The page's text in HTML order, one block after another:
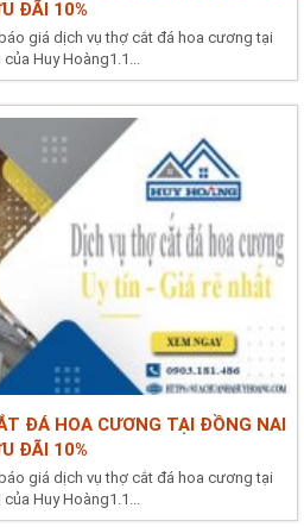
ĐÃI 10%
giá dịch vụ thợ cắt đá hoa cương tại
Huy Hoàng1.1...
ĐÁ HOA CƯƠNG TẠI ĐỒNG NAI
ĐÃI 10%
giá dịch vụ thợ cắt đá hoa cương tại
Huy Hoàng1.1...